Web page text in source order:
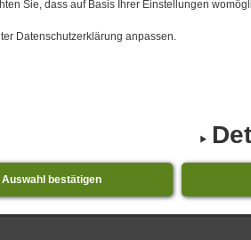
Sie, dass auf Basis Ihrer Einstellungen
Datenschutzerklärung anpassen.
Auswahl bestätigen
Niederdorla -